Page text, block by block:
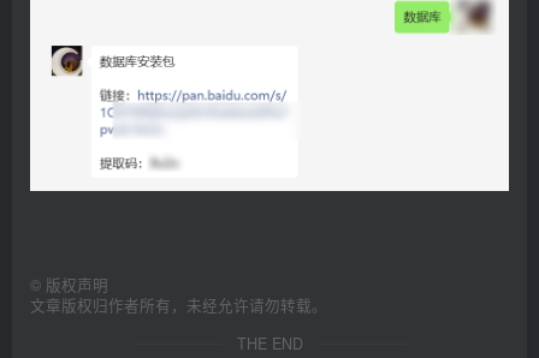
© 版权声明
文章版权归作者所有，未经允许请勿转载。
THE END